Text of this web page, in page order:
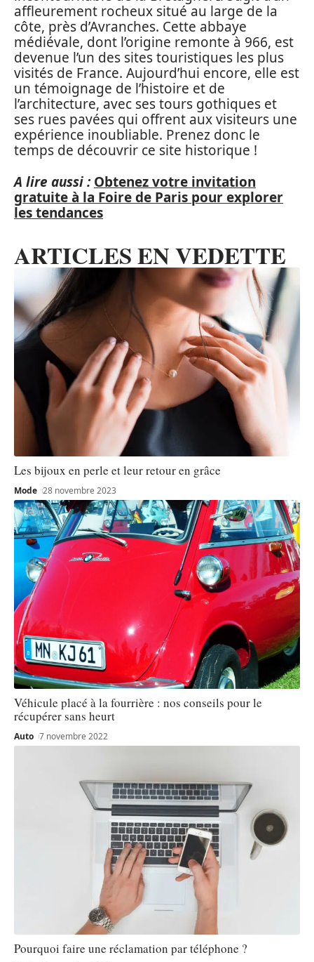
affleurement rocheux situé au large de la
côte, près d’Avranches. Cette abbaye
médiévale, dont l’origine remonte à 966, est
devenue l’un des sites touristiques les plus
visités de France. Aujourd’hui encore, elle est
un témoignage de l’histoire et de
l’architecture, avec ses tours gothiques et
ses rues pavées qui offrent aux visiteurs une
expérience inoubliable. Prenez donc le
temps de découvrir ce site historique !
A lire aussi : Obtenez votre invitation
gratuite à la Foire de Paris pour explorer
les tendances
ARTICLES EN VEDETTE
Les bijoux en perle et leur retour en grâce
Mode 28 novembre 2023
Véhicule placé à la fourrière : nos conseils pour le
récupérer sans heurt
Auto 7 novembre 2022
Pourquoi faire une réclamation par téléphone ?